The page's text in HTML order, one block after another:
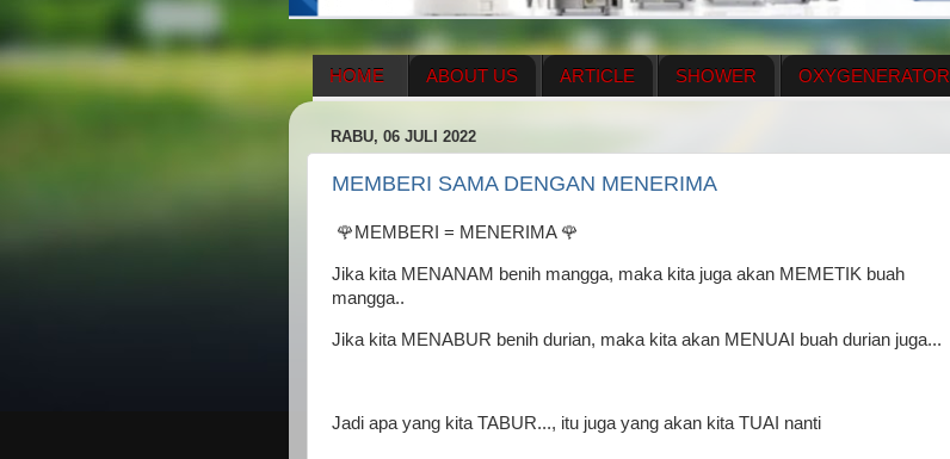
HOME ABOUT US ARTICLE SHOWER OXYGENERATOR
ENAGIC COMPENSATION PLAN MENUS
RABU, 06 JULI 2022
MEMBERI SAMA DENGAN MENERIMA
🌹MEMBERI = MENERIMA 🌹
Jika kita MENANAM benih mangga, maka kita juga akan MEMETIK buah
mangga..
Jika kita MENABUR benih durian, maka kita akan MENUAI buah durian juga...
Jadi apa yang kita TABUR..., itu juga yang akan kita TUAI nanti